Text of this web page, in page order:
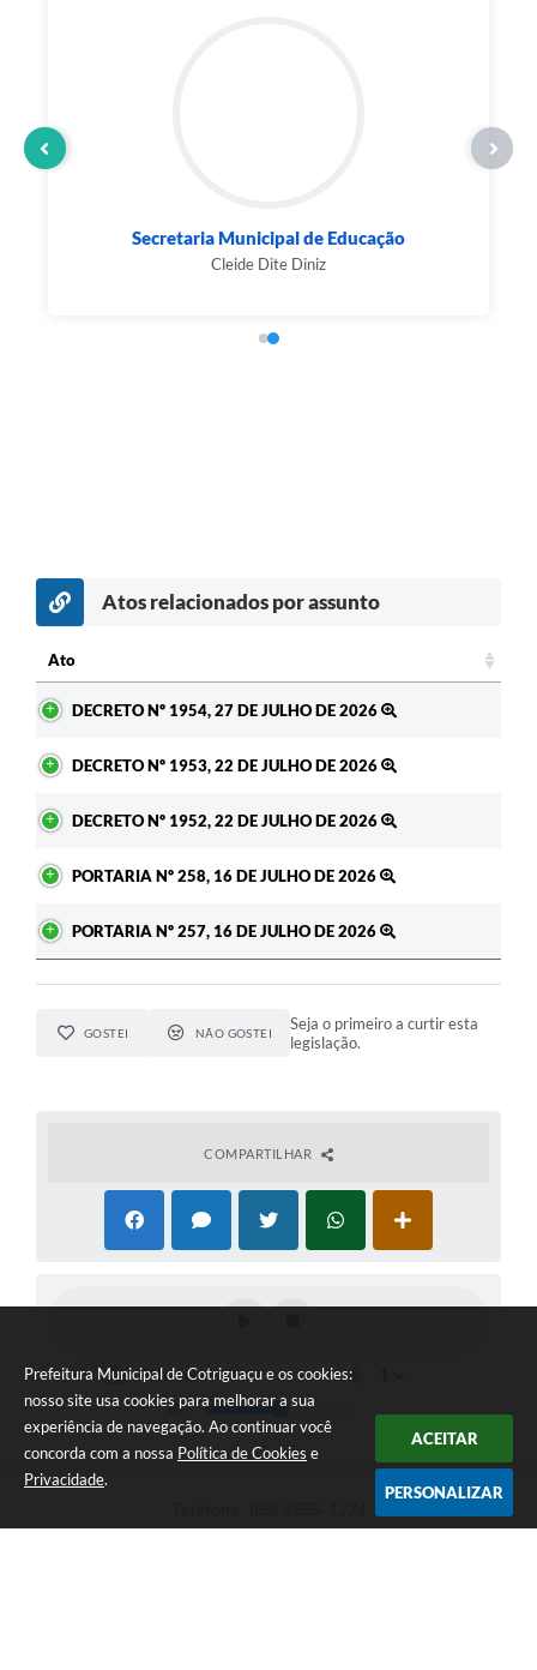
Prefeitura Municipal de Cotriguaçu e os cookies:
nosso site usa cookies para melhorar a sua
experiência de navegação. Ao continuar você
concorda com a nossa Política de Cookies e
Privacidade.
ACEITAR
PERSONALIZAR
Secretaria Municipal de Educação
Cleide Dite Diniz
Atos relacionados por assunto
Ato
DECRETO Nº 1954, 27 DE JULHO DE 2026
DECRETO Nº 1953, 22 DE JULHO DE 2026
DECRETO Nº 1952, 22 DE JULHO DE 2026
PORTARIA Nº 258, 16 DE JULHO DE 2026
PORTARIA Nº 257, 16 DE JULHO DE 2026
GOSTEI NÃO GOSTEI
Seja o primeiro a curtir esta
legislação.
COMPARTILHAR